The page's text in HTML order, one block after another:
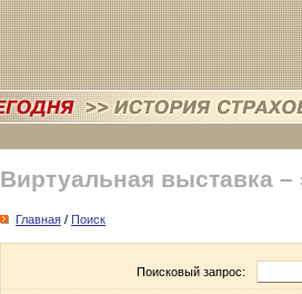
Виртуальная выставка –
Главная / Поиск
Поисковый запрос: